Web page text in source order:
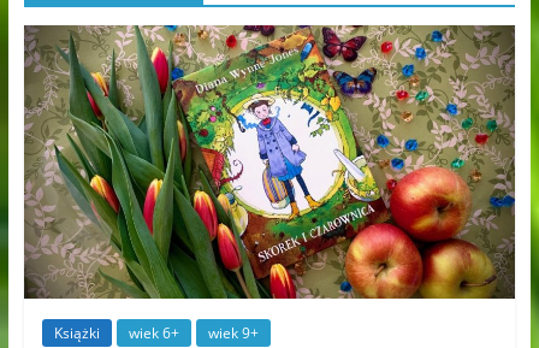
Książki wiek 6+ wiek 9+